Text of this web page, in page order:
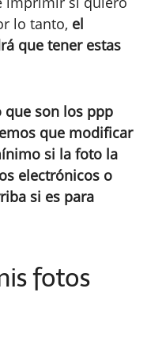
lo tanto, el
que tener estas
que son los ppp
que modificar
si la foto la
electrónicos o
si es para
fotos